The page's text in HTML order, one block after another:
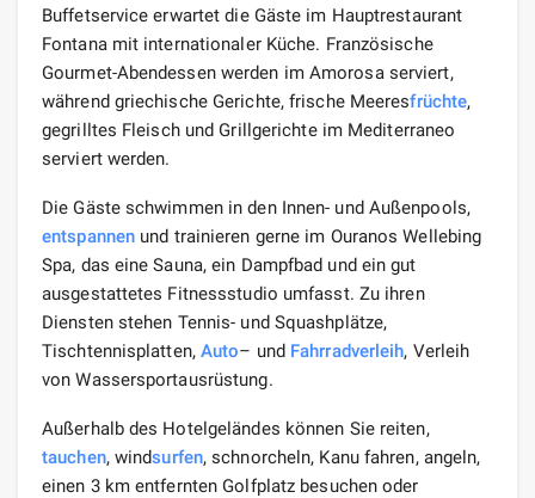
Buffetservice erwartet die Gäste im Hauptrestaurant
Fontana mit internationaler Küche. Französische
Gourmet-Abendessen werden im Amorosa serviert,
während griechische Gerichte, frische Meeresfrüchte,
gegrilltes Fleisch und Grillgerichte im Mediterraneo
serviert werden.
Die Gäste schwimmen in den Innen- und Außenpools,
entspannen und trainieren gerne im Ouranos Wellebing
Spa, das eine Sauna, ein Dampfbad und ein gut
ausgestattetes Fitnessstudio umfasst. Zu ihren
Diensten stehen Tennis- und Squashplätze,
Tischtennisplatten, Auto– und Fahrradverleih, Verleih
von Wassersportausrüstung.
Außerhalb des Hotelgeländes können Sie reiten,
tauchen, windsurfen, schnorcheln, Kanu fahren, angeln,
einen 3 km entfernten Golfplatz besuchen oder